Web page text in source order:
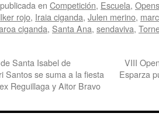
en Competición, Escuela,
Iker rojo, Iraia ciganda, Julen merino,
ciganda, Santa Ana, sendaviva,
Santa Isabel de
Santos se suma a la fiesta
Reguillaga y Aitor Bravo
VIII
Esparza